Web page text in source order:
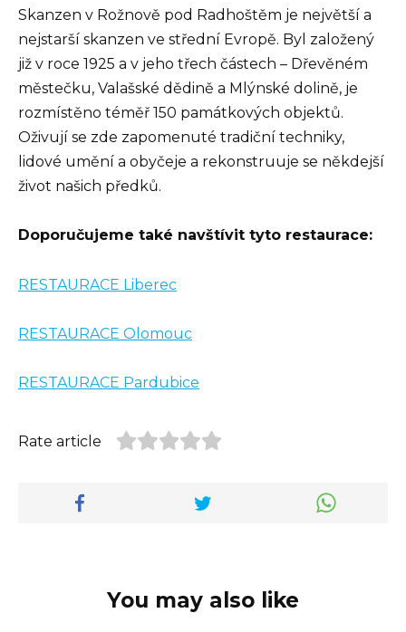
Skanzen v Rožnově pod Radhoštěm je největší a
nejstarší skanzen ve střední Evropě. Byl založený
již v roce 1925 a v jeho třech částech – Dřevěném
městečku, Valašské dědině a Mlýnské dolině, je
rozmístěno téměř 150 památkových objektů.
Oživují se zde zapomenuté tradiční techniky,
lidové umění a obyčeje a rekonstruuje se někdejší
život našich předků.
Doporučujeme také navštívit tyto restaurace:
RESTAURACE Liberec
RESTAURACE Olomouc
RESTAURACE Pardubice
Rate article
You may also like